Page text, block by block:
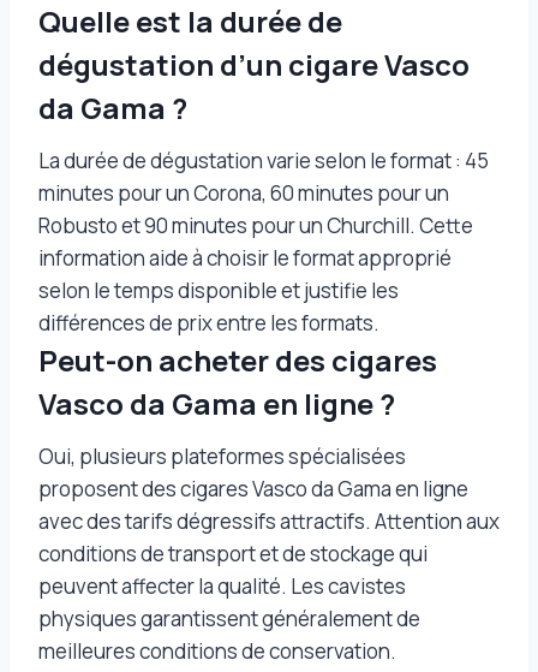
Quelle est la durée de
dégustation d’un cigare Vasco
da Gama ?
La durée de dégustation varie selon le format : 45
minutes pour un Corona, 60 minutes pour un
Robusto et 90 minutes pour un Churchill. Cette
information aide à choisir le format approprié
selon le temps disponible et justifie les
différences de prix entre les formats.
Peut-on acheter des cigares
Vasco da Gama en ligne ?
Oui, plusieurs plateformes spécialisées
proposent des cigares Vasco da Gama en ligne
avec des tarifs dégressifs attractifs. Attention aux
conditions de transport et de stockage qui
peuvent affecter la qualité. Les cavistes
physiques garantissent généralement de
meilleures conditions de conservation.